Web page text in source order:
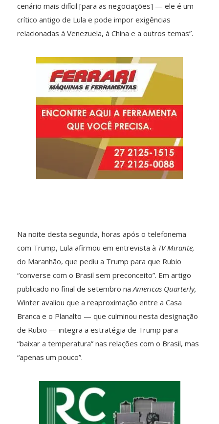
cenário mais difícil [para as negociações] — ele é um
crítico antigo de Lula e pode impor exigências
relacionadas à Venezuela, à China e a outros temas”.
Na noite desta segunda, horas após o telefonema
com Trump, Lula afirmou em entrevista à TV Mirante,
do Maranhão, que pediu a Trump para que Rubio
“converse com o Brasil sem preconceito”. Em artigo
publicado no final de setembro na Americas Quarterly,
Winter avaliou que a reaproximação entre a Casa
Branca e o Planalto — que culminou nesta designação
de Rubio — integra a estratégia de Trump para
“baixar a temperatura” nas relações com o Brasil, mas
“apenas um pouco”.